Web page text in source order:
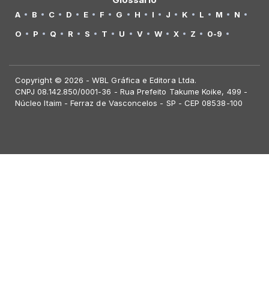
A B C D E F G H I J K L M
N
O
P Q R S T U V W X Z 0-9
Copyright © 2026 - WBL Gráfica e Editora Ltda.
CNPJ 08.142.850/0001-36 - Rua Prefeito Takume Koike, 499 -
Núcleo Itaim - Ferraz de Vasconcelos - SP - CEP 08538-100